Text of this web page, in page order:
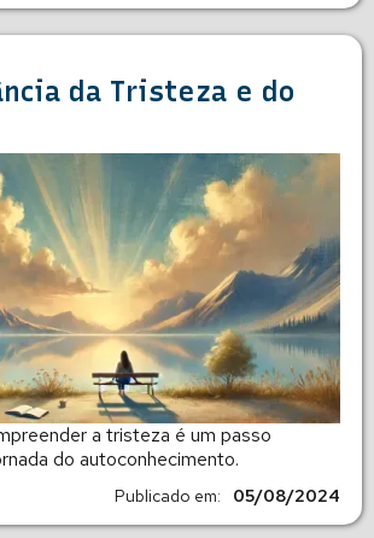
da Tristeza e do
a tristeza é um passo
do autoconhecimento.
Publicado em: 05/08/2024